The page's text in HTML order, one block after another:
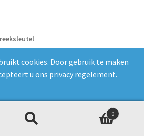
0
cookies. Door gebruik te maken
u ons privacy regelement.